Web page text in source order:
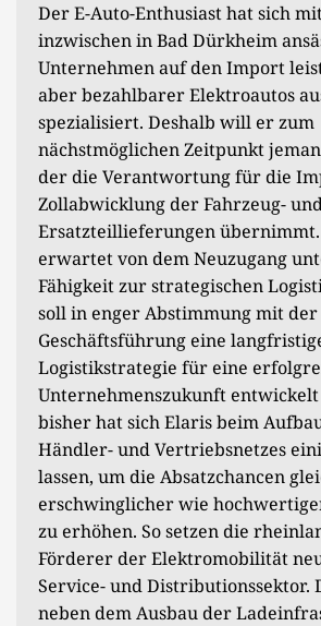
Der E-Auto-Enthusiast hat sich
inzwischen in Bad Dürkheim
Unternehmen auf den Import
aber bezahlbarer Elektroautos
spezialisiert. Deshalb will er zum
nächstmöglichen Zeitpunkt
der die Verantwortung für die
Zollabwicklung der Fahrzeug-
Ersatzteillieferungen übernimmt.
erwartet von dem Neuzugang
Fähigkeit zur strategischen
soll in enger Abstimmung mit der
Geschäftsführung eine
Logistikstrategie für eine
Unternehmenszukunft
bisher hat sich Elaris beim
Händler- und Vertriebsnetzes
lassen, um die Absatzchancen
erschwinglicher wie
zu erhöhen. So setzen die
Förderer der Elektromobilität
Service- und Distributionssektor.
neben dem Ausbau der